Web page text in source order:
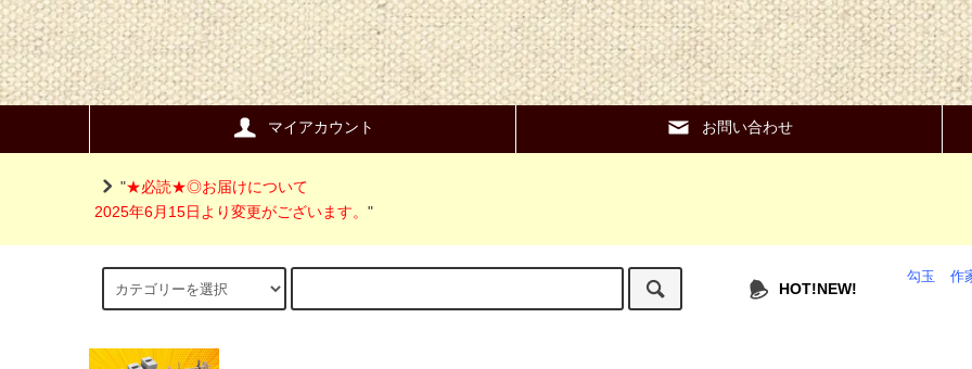
マイアカウント お問い合わせ
"★必読★◎お届けについて
2025年6月15日より変更がございます。 "
HOT!NEW!
勾玉 作